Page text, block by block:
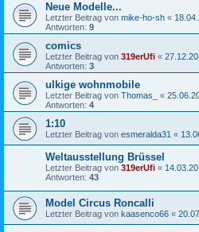
Neue Modelle...
Letzter Beitrag von mike-ho-sh «
Antworten: 9
comics
Letzter Beitrag von 319erUfi «
Antworten: 3
ulkige wohnmobile
Letzter Beitrag von Thomas_ «
Antworten: 4
1:10
Letzter Beitrag von esmeralda31 «
Weltausstellung Brüssel
Letzter Beitrag von 319erUfi «
Antworten: 43
Model Circus Roncalli
Letzter Beitrag von kaasenco66 «